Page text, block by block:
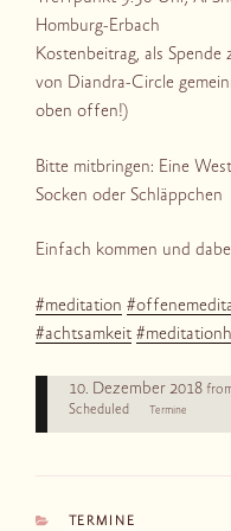
Homburg-Erbach
Kostenbeitrag, als
von Diandra-Circle
oben offen!)
Bitte mitbringen: Eine
Socken oder Schläppchen
Einfach kommen und
#meditation
#achtsamkeit
10. Dezember 2018
Scheduled Termine
KATEGORIEN
TERMINE